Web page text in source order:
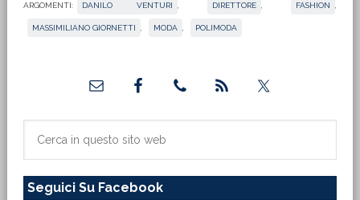
ARGOMENTI: DANILO VENTURI DIRETTORE FASHION
MASSIMILIANO GIORNETTI MODA POLIMODA
primaria
sito
Seguici Su Facebook